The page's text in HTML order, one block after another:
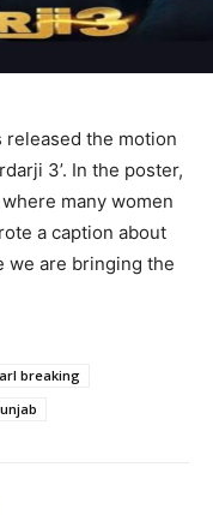
released the motion
3’. In the poster,
many women
a caption about
we are bringing the
breaking